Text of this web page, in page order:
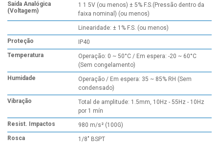
Saída Analógica
(Voltagem)
1 1 5V (ou menos) ± 5% F.S.(Pressão dentro da
faixa nominal) (ou menos)
Linearidade: ± 1% F.S. (ou menos)
Proteção
IP40
Temperatura
Operação: 0 ~ 50°C / Em espera: -20 ~ 60°C
(Sem congelamento)
Humidade
Operação / Em espera: 35 ~ 85% RH (Sem
condensado)
Vibração
Total de amplitude: 1.5mm, 10Hz - 55Hz - 10Hz
por 1 mín
Resist. Impactos
980 m/s² (100G)
Rosca
1/8" BSPT